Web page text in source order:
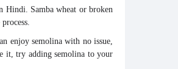
Hindi. Samba wheat or broken
enjoy semolina with no issue,
it, try adding semolina to your